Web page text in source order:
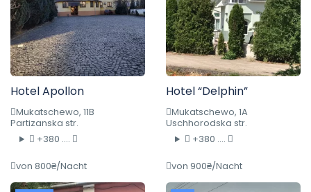
Hotel Apollon
Mukatschewo, 11B
Partizanska str.
+380 ....
von 800₴/Nacht
Hotel “Delphin”
Mukatschewo, 1A
Uschhorodska str.
+380 ....
von 900₴/Nacht